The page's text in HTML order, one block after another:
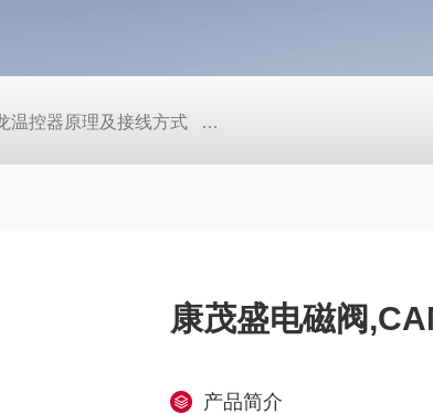
温控器原理及接线方式 日本SMC真空压力开关的
康茂盛电磁阀
产品简介